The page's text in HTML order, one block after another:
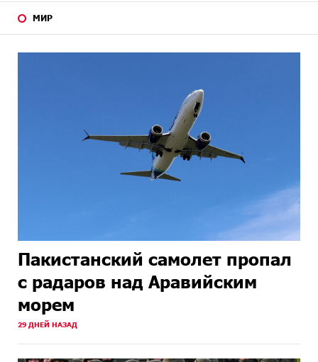
МИР
Пакистанский самолет пропал
с радаров над Аравийским
морем
29 ДНЕЙ НАЗАД